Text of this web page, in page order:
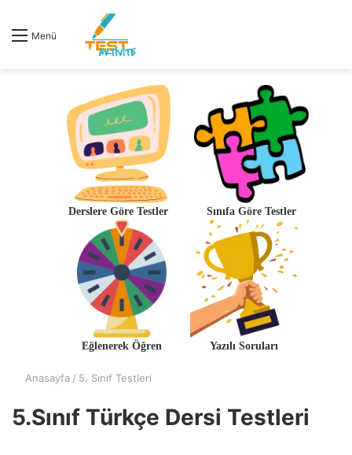
Menü
Derslere Göre Testler Sınıfa Göre Testler
Eğlenerek Öğren Yazılı Soruları
Anasayfa / 5. Sınıf Testleri
5.Sınıf Türkçe Dersi Testleri